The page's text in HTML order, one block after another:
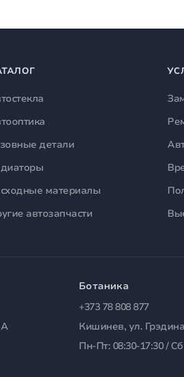
детали
материалы
автозапчасти
Ботаника
+373 78 808 877
Кишинев, ул.
Пн-Пт: 08:30-17:30 /